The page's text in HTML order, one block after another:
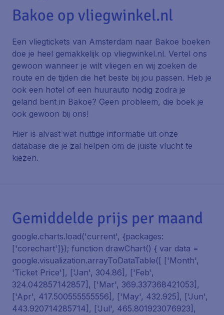
Bakoe op vliegwinkel.nl
Een vliegtickets van Amsterdam naar Bakoe boeken
doe je heel gemakkelijk op vliegwinkel.nl. Vertel ons
gewoon wanneer je wilt vliegen en wij zoeken de
route en de tijden die het beste bij jou passen. Heb je
ook een hotel of een huurauto nodig zodra je
geland bent in Bakoe? Geen probleem, die boek je
ook gewoon bij ons!
Hier is alvast wat nuttige informatie uit onze
database die je zal helpen om de juiste vlucht te
kiezen.
Gemiddelde prijs per maand
google.charts.load('current', {packages:
['corechart']}); function drawChart() { var data =
google.visualization.arrayToDataTable([ ['Month',
'Ticket Price'], ['Jan', 304.86], ['Feb',
324.042857142857], ['Mar', 369.337368421053],
['Apr', 417.500555555556], ['May', 432.925], ['Jun',
443.920714285714], ['Jul', 465.801923076923],